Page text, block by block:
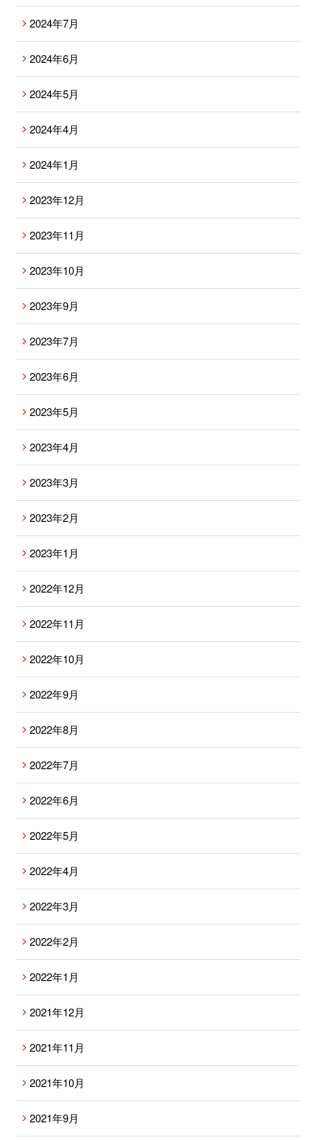
2024年7月
2024年6月
2024年5月
2024年4月
2024年1月
2023年12月
2023年11月
2023年10月
2023年9月
2023年7月
2023年6月
2023年5月
2023年4月
2023年3月
2023年2月
2023年1月
2022年12月
2022年11月
2022年10月
2022年9月
2022年8月
2022年7月
2022年6月
2022年5月
2022年4月
2022年3月
2022年2月
2022年1月
2021年12月
2021年11月
2021年10月
2021年9月